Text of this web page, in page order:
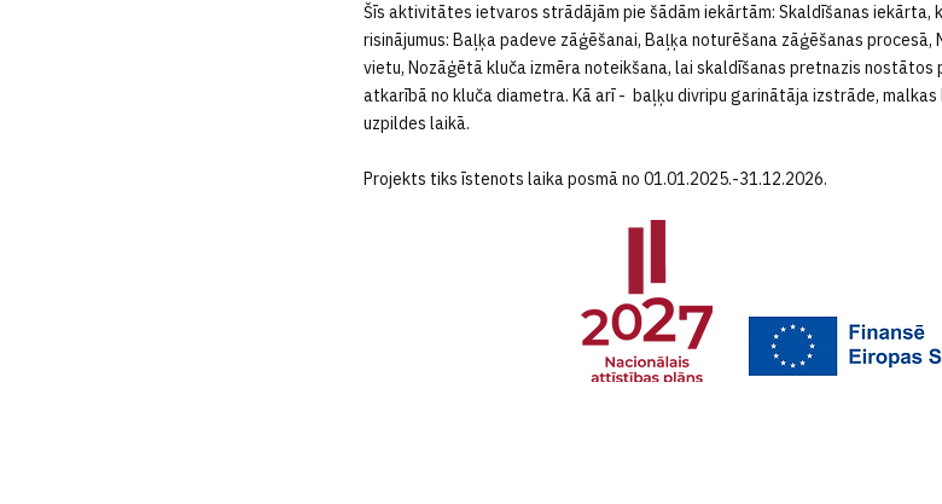
Šīs aktivitātes ietvaros strādājām pie šādām iekārtām: Skaldīšanas iekārta,
risinājumus: Baļķa padeve zāģēšanai, Baļķa noturēšana zāģēšanas
vietu, Nozāģētā kluča izmēra noteikšana, lai skaldīšanas pretnazis nostātos
atkarībā no kluča diametra. Kā arī - baļķu divripu garinātāja izstrāde,
uzpildes laikā.
Projekts tiks īstenots laika posmā no 01.01.2025.-31.12.2026.